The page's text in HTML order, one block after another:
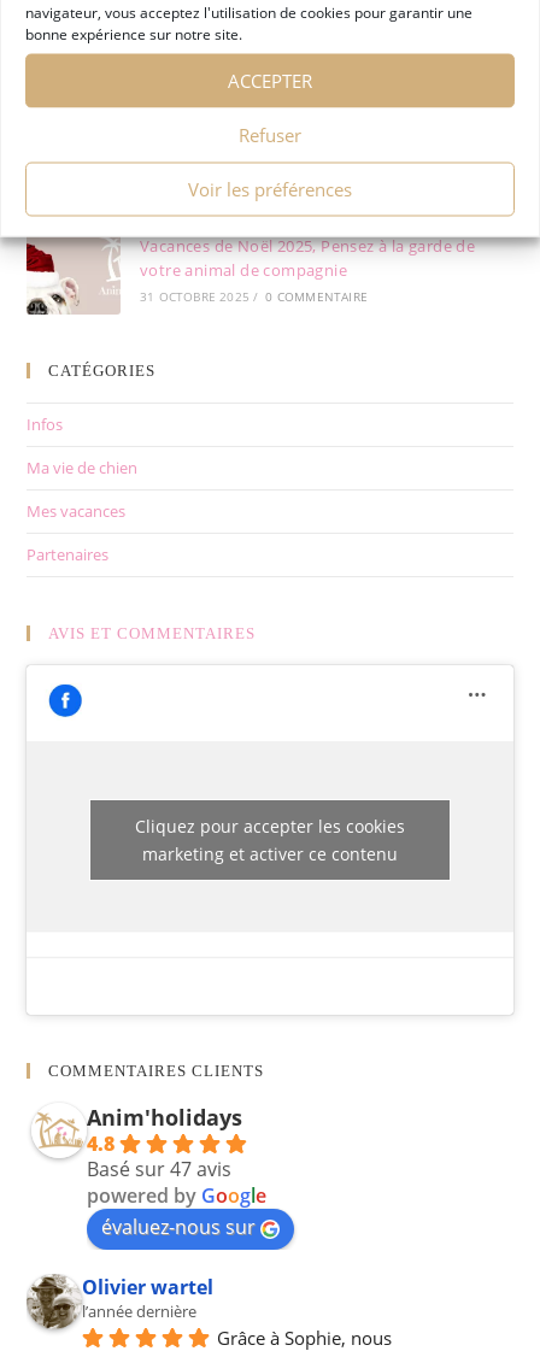
navigateur, vous acceptez l'utilisation de cookies pour garantir une
bonne expérience sur notre site.
ACCEPTER
Refuser
Voir les préférences
8 AVRIL 2026 / 0 COMMENTAIRE
Garde d’Animaux: Réserver pour les Ponts de
8 AVRIL 2026 / 0 COMMENTAIRE
Vacances de Noël 2025, Pensez à la garde de
votre animal de compagnie
31 OCTOBRE 2025 / 0 COMMENTAIRE
CATÉGORIES
Infos
Ma vie de chien
Mes vacances
Partenaires
AVIS ET COMMENTAIRES
Cliquez pour accepter les cookies
marketing et activer ce contenu
COMMENTAIRES CLIENTS
Anim'holidays
4.8
Basé sur 47 avis
powered by Google
évaluez-nous sur
Olivier wartel
l’année dernière
Grâce à Sophie, nous